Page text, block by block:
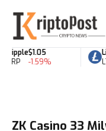
Ripple
XRP
$1.05
-1.59%
ZK Casino 33